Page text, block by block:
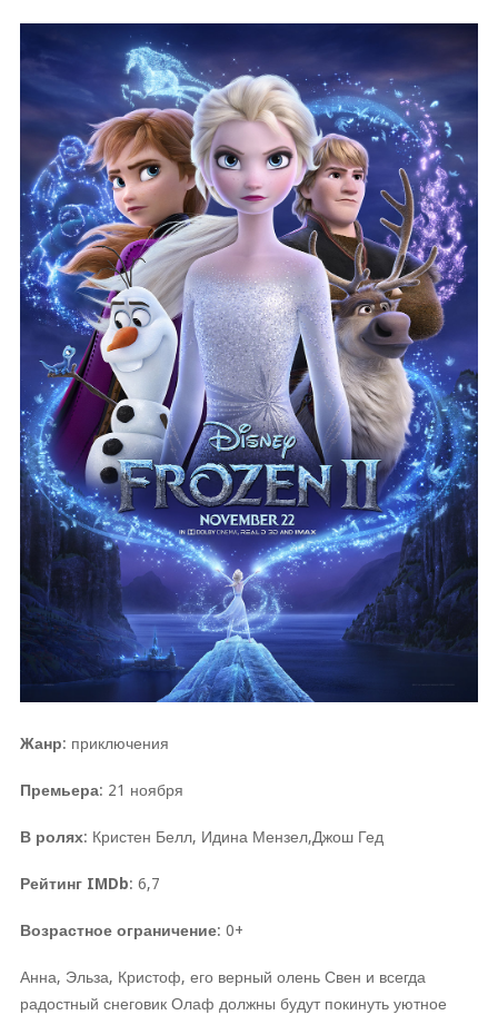
Жанр: приключения
Премьера: 21 ноября
В ролях: Кристен Белл, Идина Мензел,Джош Гед
Рейтинг IMDb: 6,7
Возрастное ограничение: 0+
Анна, Эльза, Кристоф, его верный олень Свен и всегда
радостный снеговик Олаф должны будут покинуть уютное